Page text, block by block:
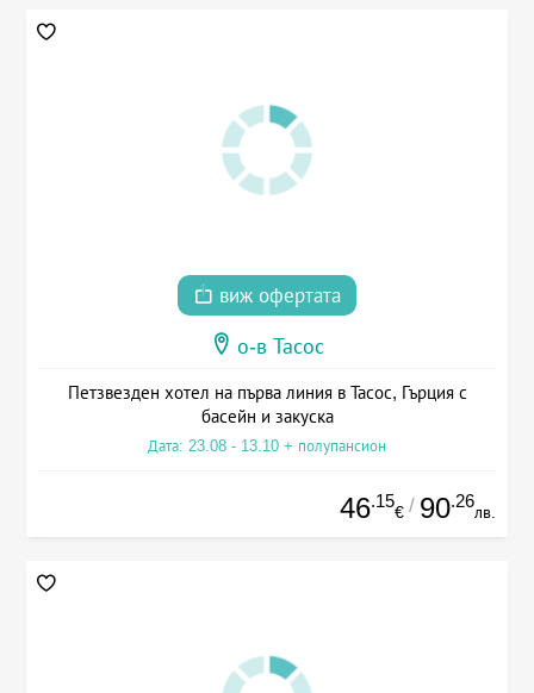
виж офертата
о-в Тасос
Петзвезден хотел на първа линия в Тасос, Гърция с
басейн и закуска
Дата: 23.08 - 13.10 + полупансион
46.15
€ / 90.26
лв.